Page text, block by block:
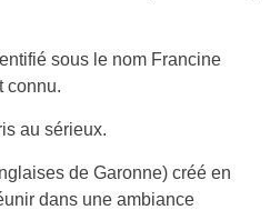
sous le nom Francine
connu.
au sérieux.
de Garonne) créé en
dans une ambiance